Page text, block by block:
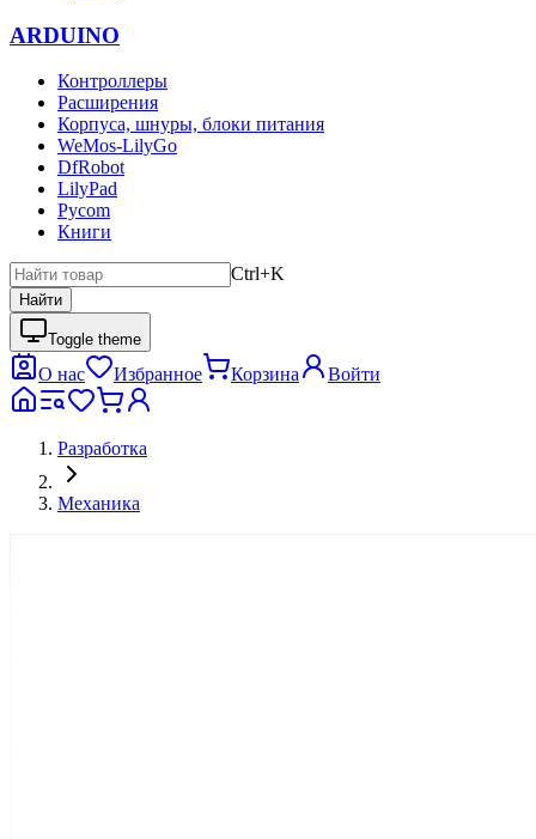
ARDUINO
Контроллеры
Расширения
Корпуса, шнуры, блоки питания
WeMos-LilyGo
DfRobot
LilyPad
Pycom
Книги
Ctrl+K
Найти
Toggle theme
О нас Избранное Корзина Войти
Разработка
Механика